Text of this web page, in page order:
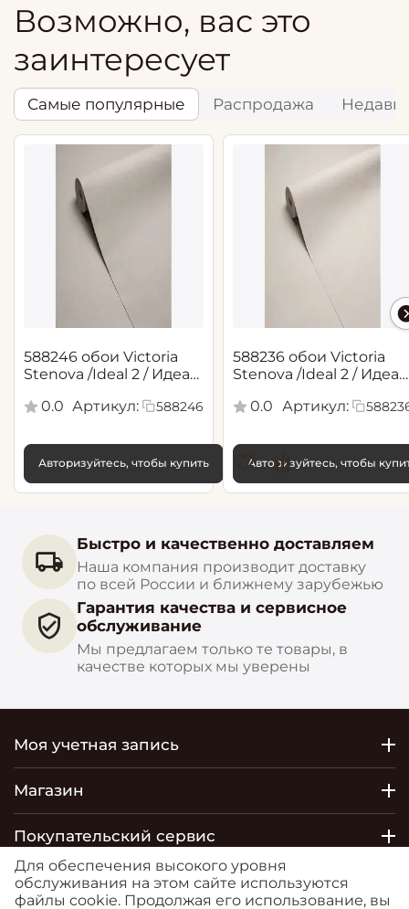
Возможно, вас это
заинтересует
Самые популярные Распродажа
588246 обои Victoria
Stenova /Ideal 2 / Идеал
0.0 Артикул: 588246
Авторизуйтесь, чтобы купить
588236 обои Victoria
Stenova /Ideal 2 / Идеал
0.0 Артикул:
Авторизуйтесь, чтобы
Быстро и качественно доставляем
Наша компания производит доставку
по всей России и ближнему зарубежью
Гарантия качества и сервисное
обслуживание
Мы предлагаем только те товары, в
качестве которых мы уверены
Моя учетная запись
Магазин
Покупательский сервис
Контакты
Для обеспечения высокого уровня
обслуживания на этом сайте используются
файлы cookie. Продолжая его использование, вы